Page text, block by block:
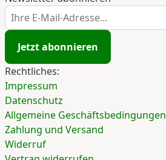
Ihre E-Mail-Adresse...
Jetzt abonnieren
Rechtliches:
Impressum
Datenschutz
Allgemeine Geschäftsbedingungen
Zahlung und Versand
Widerruf